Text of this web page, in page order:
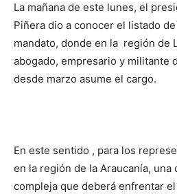
La mañana de este lunes, el
Piñera dio a conocer el listado
mandato, donde en la región de
abogado, empresario y militante
desde marzo asume el cargo.
En este sentido , para los
en la región de la Araucanía, una
compleja que deberá enfrentar